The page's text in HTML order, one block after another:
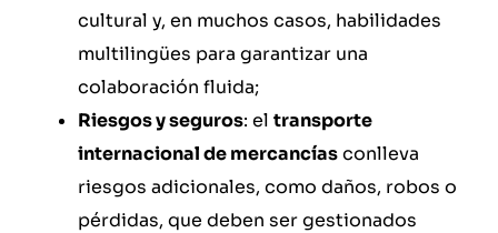
cultural y, en muchos casos, habilidades
multilingües para garantizar una
colaboración fluida;
Riesgos y seguros: el transporte
internacional de mercancíasconlleva
riesgos adicionales, como daños, robos o
pérdidas, que deben ser gestionados